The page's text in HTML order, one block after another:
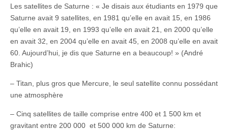
Les satellites de Saturne : « Je disais aux étudiants en 1979 que
Saturne avait 9 satellites, en 1981 qu’elle en avait 15, en 1986
qu’elle en avait 19, en 1993 qu’elle en avait 21, en 2000 qu’elle
en avait 32, en 2004 qu’elle en avait 45, en 2008 qu’elle en avait
60. Aujourd’hui, je dis que Saturne en a beaucoup! » (André
Brahic)
– Titan, plus gros que Mercure, le seul satellite connu possédant
une atmosphère
– Cinq satellites de taille comprise entre 400 et 1 500 km et
gravitant entre 200 000 et 500 000 km de Saturne: